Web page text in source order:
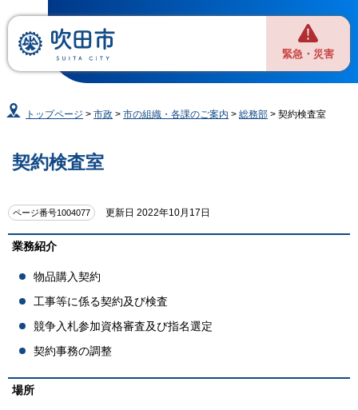
緊急・災害
トップページ >市政 >市の組織・各課のご案内 >総務部 > 契約検査室
契約検査室
ページ番号1004077 更新日 2022年10月17日
業務紹介
物品購入契約
工事等に係る契約及び検査
競争入札参加資格審査及び指名選定
契約事務の調整
場所